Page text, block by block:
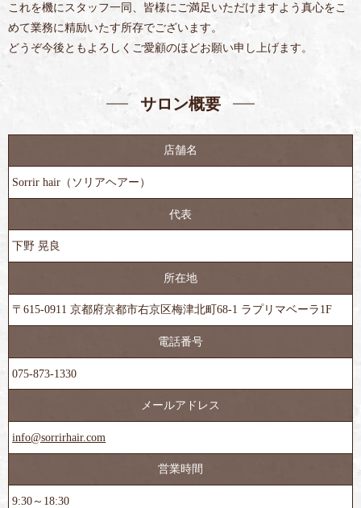
これを機にスタッフ一同、皆様にご満足いただけますよう真心をこ
めて業務に精励いたす所存でございます。
どうぞ今後ともよろしくご愛顧のほどお願い申し上げます。
サロン概要
店舗名
Sorrir hair（ソリアヘアー）
代表
下野 晃良
所在地
〒615-0911 京都府京都市右京区梅津北町68-1 ラプリマベーラ1F
電話番号
075-873-1330
メールアドレス
info@sorrirhair.com
営業時間
9:30～18:30